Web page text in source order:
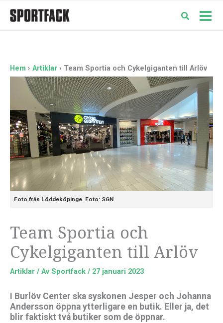
Hem Artiklar Team Sportia och Cykelgiganten till Arlöv
Foto från Löddeköpinge. Foto: SGN
Team Sportia och
Cykelgiganten till Arlöv
Artiklar / Av Sportfack / 27 januari 2023
I Burlöv Center ska syskonen Jesper och Johanna
Andersson öppna ytterligare en butik. Eller ja, det
blir faktiskt två butiker som de öppnar.